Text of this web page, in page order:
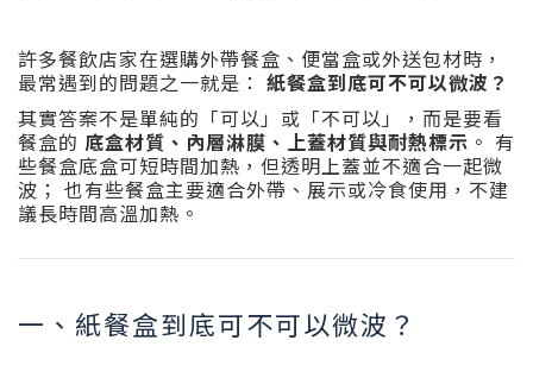
許多餐飲店家在選購外帶餐盒、便當盒或外送包材時，
最常遇到的問題之一就是： 紙餐盒到底可不可以微波？
其實答案不是單純的「可以」或「不可以」，而是要看
餐盒的 底盒材質、內層淋膜、上蓋材質與耐熱標示 。 有
些餐盒底盒可短時間加熱，但透明上蓋並不適合一起微
波； 也有些餐盒主要適合外帶、展示或冷食使用，不建
議長時間高溫加熱。
一、紙餐盒到底可不可以微波？